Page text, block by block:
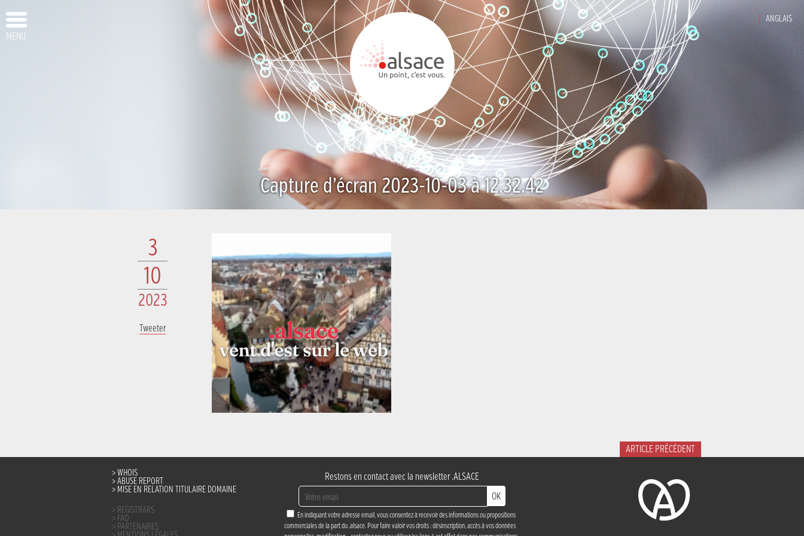
MENU
ANGLAIS
Capture d’écran 2023-10-03 à 12.32.42
3
10
2023
Tweeter
ARTICLE PRÉCÉDENT
WHOIS
ABUSE REPORT
MISE EN RELATION TITULAIRE DOMAINE
REGISTRARS
FAQ
PARTENAIRES
Restons en contact avec la newsletter .ALSACE
OK
En indiquant votre adresse email, vous consentez à recevoir des informations ou propositions
commerciales de la part du .alsace. Pour faire valoir vos droits : désinscription, accès à vos données